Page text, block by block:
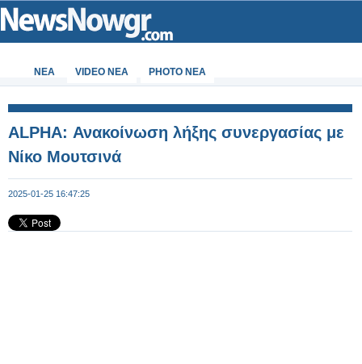
ΝΕΑ VIDEO NEA PHOTO NEA
ALPHA: Ανακοίνωση λήξης συνεργασίας με
Νίκο Μουτσινά
2025-01-25 16:47:25